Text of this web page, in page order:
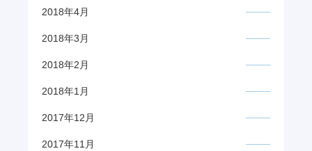
2018年4月
2018年3月
2018年2月
2018年1月
2017年12月
2017年11月